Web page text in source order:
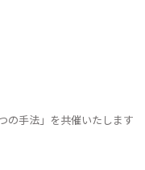
の手法」を共催いたします